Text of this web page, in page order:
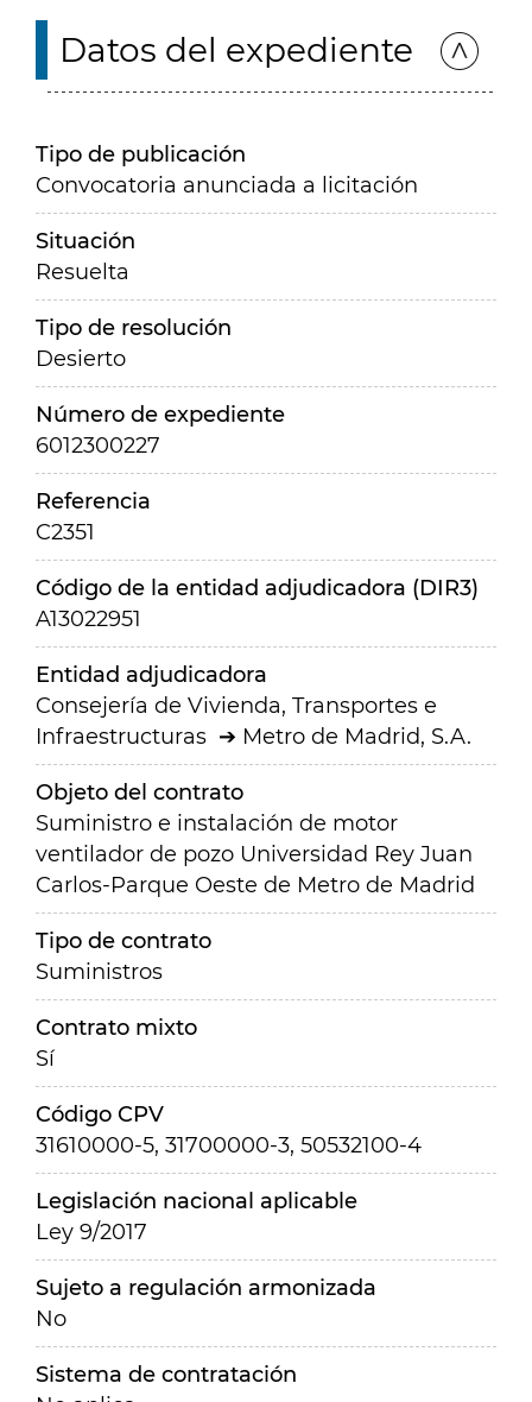
Datos del expediente
Tipo de publicación
Convocatoria anunciada a licitación
Situación
Resuelta
Tipo de resolución
Desierto
Número de expediente
6012300227
Referencia
C2351
Código de la entidad adjudicadora (DIR3)
A13022951
Entidad adjudicadora
Consejería de Vivienda, Transportes e
Infraestructuras
Metro de Madrid, S.A.
Objeto del contrato
Suministro e instalación de motor
ventilador de pozo Universidad Rey Juan
Carlos-Parque Oeste de Metro de Madrid
Tipo de contrato
Suministros
Contrato mixto
Sí
Código CPV
31610000-5, 31700000-3, 50532100-4
Legislación nacional aplicable
Ley 9/2017
Sujeto a regulación armonizada
No
Sistema de contratación